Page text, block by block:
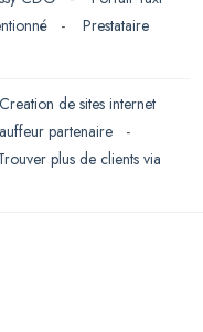
- Prestataire
Creation de sites internet
partenaire
-
plus de clients via